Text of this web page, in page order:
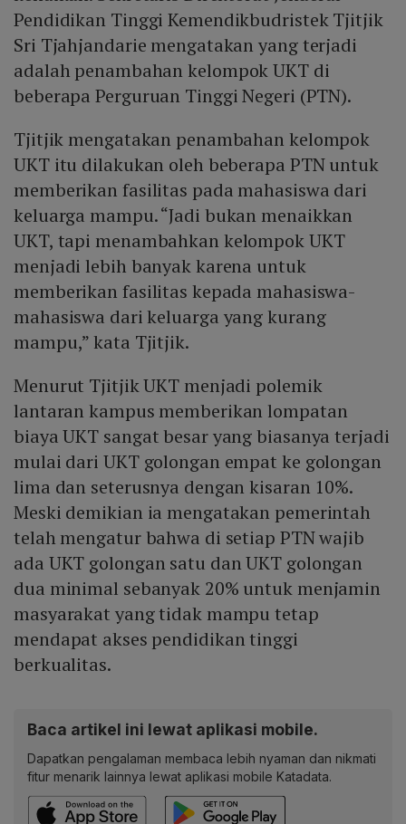
Pendidikan Tinggi Kemendikbudristek Tjitjik
Sri Tjahjandarie mengatakan yang terjadi
adalah penambahan kelompok UKT di
beberapa Perguruan Tinggi Negeri (PTN).
Tjitjik mengatakan penambahan kelompok
UKT itu dilakukan oleh beberapa PTN untuk
memberikan fasilitas pada mahasiswa dari
keluarga mampu. “Jadi bukan menaikkan
UKT, tapi menambahkan kelompok UKT
menjadi lebih banyak karena untuk
memberikan fasilitas kepada mahasiswa-
mahasiswa dari keluarga yang kurang
mampu,” kata Tjitjik.
Menurut Tjitjik UKT menjadi polemik
lantaran kampus memberikan lompatan
biaya UKT sangat besar yang biasanya terjadi
mulai dari UKT golongan empat ke golongan
lima dan seterusnya dengan kisaran 10%.
Meski demikian ia mengatakan pemerintah
telah mengatur bahwa di setiap PTN wajib
ada UKT golongan satu dan UKT golongan
dua minimal sebanyak 20% untuk menjamin
masyarakat yang tidak mampu tetap
mendapat akses pendidikan tinggi
berkualitas.
Baca artikel ini lewat aplikasi mobile.
Dapatkan pengalaman membaca lebih nyaman dan nikmati
fitur menarik lainnya lewat aplikasi mobile Katadata.